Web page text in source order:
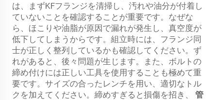
は、まずKFフランジを清掃し、汚れや油分が付着し
ていないことを確認することが重要です。なぜな
ら、ほこりや油脂が原因で漏れが発生し、真空度が
低下してしまうからです。組立時には、フランジ同
士が正しく整列しているかも確認してください。ず
れがあると、後々問題が生じます。また、ボルトの
締め付けには正しい工具を使用することも極めて重
要です。サイズの合ったレンチを用い、適切なトル
クを加えてください。締めすぎると損傷を招き、 管